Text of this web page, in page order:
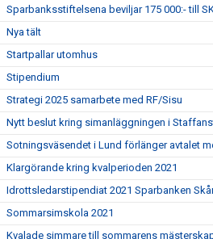
Sparbanksstiftelsena beviljar 175 000:- till
Nya tält
Startpallar utomhus
Stipendium
Strategi 2025 samarbete med RF/Sisu
Nytt beslut kring simanläggningen i
Sotningsväsendet i Lund förlänger avtalet
Klargörande kring kvalperioden 2021
Idrottsledarstipendiat 2021 Sparbanken
Sommarsimskola 2021
Kvalade simmare till sommarens